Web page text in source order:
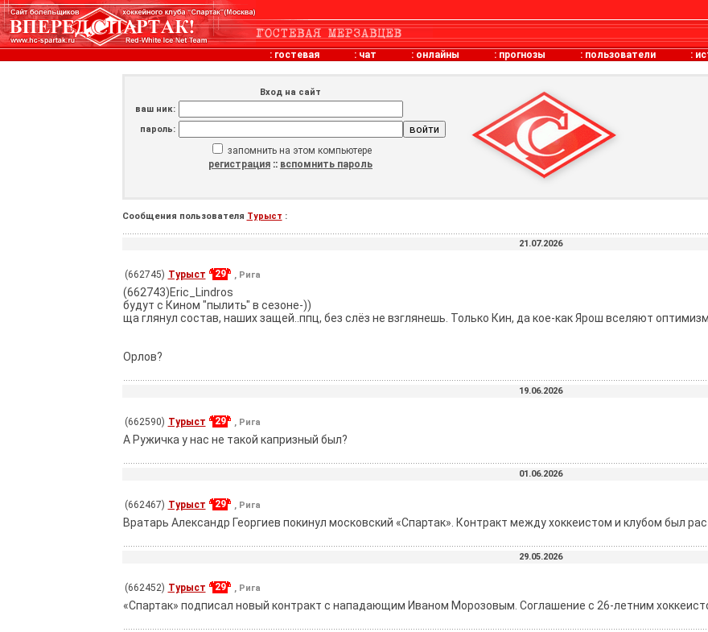
: гостевая : чат : онлайны : прогнозы : пользователи :
Вход на сайт
ваш ник:
пароль:
запомнить на этом компьютере
регистрация :: вспомнить пароль
Сообщения пользователя Турыст :
21.07.2026
(662745) Турыст 29 , Рига
(662743)Eric_Lindros
будут с Кином "пылить" в сезоне-))
ща глянул состав, наших защей..ппц, без слёз не взглянешь. Только Кин, да кое-как Ярош вселяют
Орлов?
19.06.2026
(662590) Турыст 29 , Рига
A Pужичка у нас не такой капризный был?
01.06.2026
(662467) Турыст 29 , Рига
Вратарь Александр Георгиев покинул московский «Спартак». Контракт между хоккеистом и клубом был
29.05.2026
(662452) Турыст 29 , Рига
«Спартак» подписал новый контракт с нападающим Иваном Морозовым. Соглашение с 26-летним